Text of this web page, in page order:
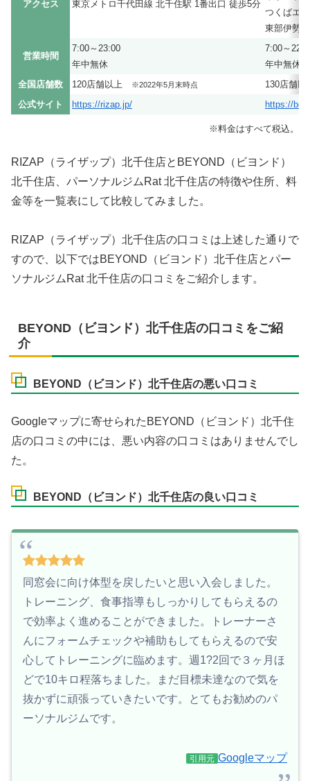
アクセス 東京メトロ千代田線 北千住駅 1番出口 徒歩5分
つくばエ
東部伊勢
営業時間
7:00～23:00
年中無休
7:00～
年中無休
全国店舗数
120店舗以上 ※2022年5月末時点
130店舗
公式サイト
https://rizap.jp/ https://
※料金はすべて税込。
RIZAP（ライザップ）北千住店とBEYOND（ビヨンド）
北千住店、パーソナルジムRat 北千住店の特徴や住所、料
金等を一覧表にして比較してみました。
RIZAP（ライザップ）北千住店の口コミは上述した通りで
すので、以下ではBEYOND（ビヨンド）北千住店とパー
ソナルジムRat 北千住店の口コミをご紹介します。
BEYOND（ビヨンド）北千住店の口コミをご紹
介
BEYOND（ビヨンド）北千住店の悪い口コミ
Googleマップに寄せられたBEYOND（ビヨンド）北千住
店の口コミの中には、悪い内容の口コミはありませんでし
た。
BEYOND（ビヨンド）北千住店の良い口コミ
同窓会に向け体型を戻したいと思い入会しました。
トレーニング、食事指導もしっかりしてもらえるの
で効率よく進めることができました。トレーナーさ
んにフォームチェックや補助もしてもらえるので安
心してトレーニングに臨めます。週1?2回で３ヶ月ほ
どで10キロ程落ちました。まだ目標未達なので気を
抜かずに頑張っていきたいです。とてもお勧めのパ
ーソナルジムです。
引用元 Googleマップ